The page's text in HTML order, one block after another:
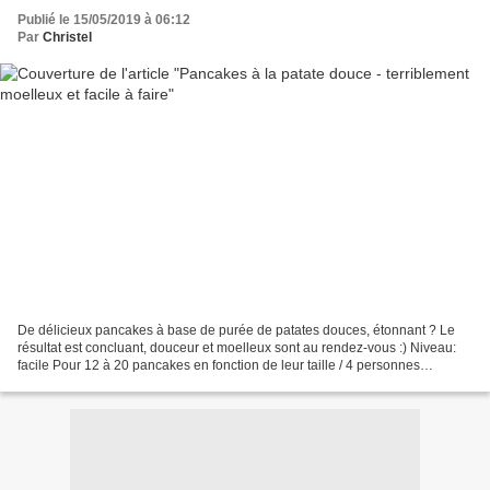
Publié le 15/05/2019 à 06:12
Par Christel
De délicieux pancakes à base de purée de patates douces, étonnant ? Le
résultat est concluant, douceur et moelleux sont au rendez-vous :) Niveau:
facile Pour 12 à 20 pancakes en fonction de leur taille / 4 personnes